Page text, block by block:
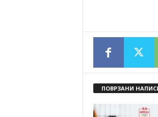
ПОВРЗАНИ